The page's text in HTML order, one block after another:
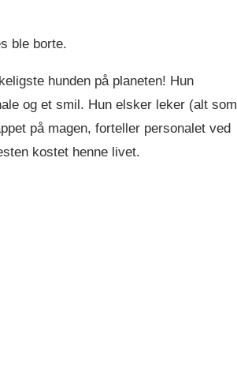
ble borte.
hunden på planeten! Hun
og et smil. Hun elsker leker (alt som
på magen, forteller personalet ved
kostet henne livet.